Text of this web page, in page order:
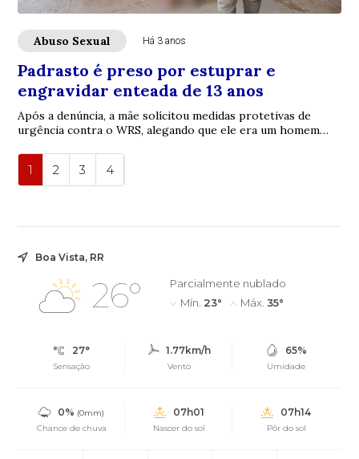
Abuso Sexual Há 3 anos
Padrasto é preso por estuprar e
engravidar enteada de 13 anos
Após a denúncia, a mãe solícitou medidas protetivas de
urgência contra o WRS, alegando que ele era um homem
1 2 3 4
Boa Vista, RR
26°
Parcialmente nublado
Mín. 23° Máx. 35°
27°
Sensação
1.77km/h
Vento
65%
Umidade
0% (0mm)
Chance de chuva
07h01
Nascer do sol
07h14
Pôr do sol